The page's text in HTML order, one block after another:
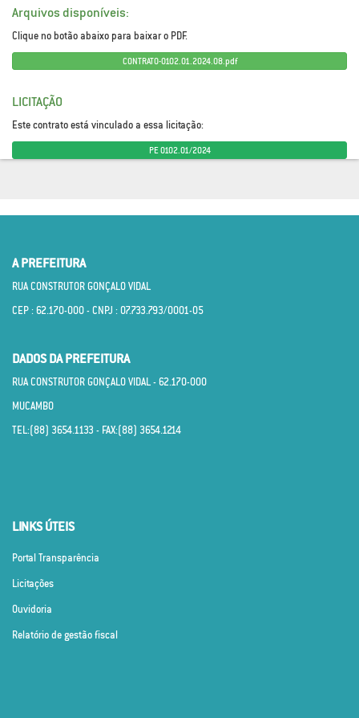
Arquivos disponíveis:
Clique no botão abaixo para baixar o PDF.
CONTRATO-0102.01.2024.08.pdf
LICITAÇÃO
Este contrato está vinculado a essa licitação:
PE 0102.01/2024
A PREFEITURA
RUA CONSTRUTOR GONÇALO VIDAL
CEP : 62.170­-000 - CNPJ : 07.733.793/0001­-05
DADOS DA PREFEITURA
RUA CONSTRUTOR GONÇALO VIDAL - 62.170­-000
MUCAMBO
TEL:(88) 3654.1133 - FAX:(88) 3654.1214
LINKS ÚTEIS
Portal Transparência
Licitações
Ouvidoria
Relatório de gestão fiscal